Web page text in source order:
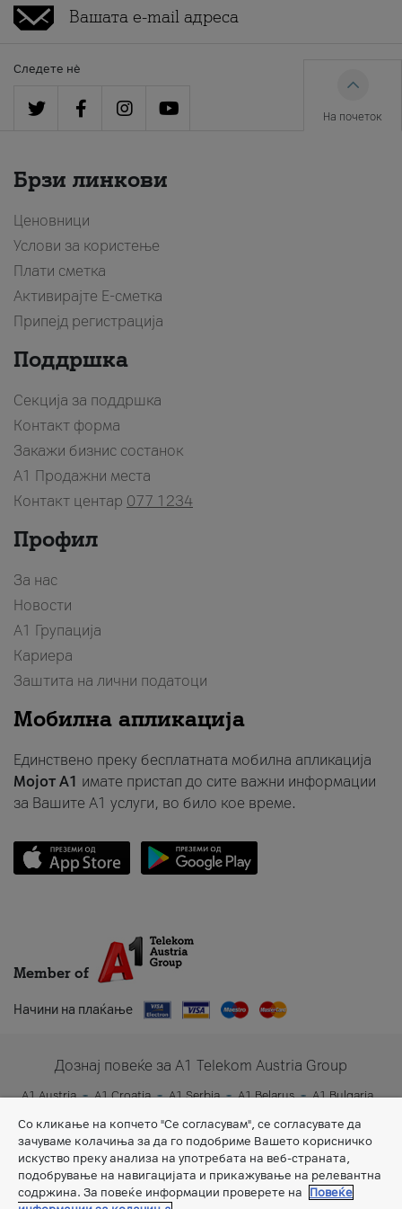
Следете нè
На почеток
Брзи линкови
Ценовници
Услови за користење
Плати сметка
Активирајте Е-сметка
Припејд регистрација
Поддршка
Секција за поддршка
Контакт форма
Закажи бизнис состанок
A1 Продажни места
Контакт центар 077 1234
Профил
За нас
Новости
А1 Групација
Кариера
Заштита на лични податоци
Мобилна апликација
Единствено преку бесплатната мобилна апликација
Мојот A1 имате пристап до сите важни информации
за Вашите A1 услуги, во било кое време.
Member of
Начини на плаќање
Дознај повеќе за A1 Telekom Austria Group
A1 Austria A1 Croatia A1 Serbia A1 Belarus
A1 Bulgaria
Со кликање на копчето "Се согласувам", се согласувате да
зачуваме колачиња за да го подобриме Вашето корисничко
искуство преку анализа на употребата на веб-страната,
подобрување на навигацијата и прикажување на релевантна
содржина. За повеќе информации проверете на
Повеќе